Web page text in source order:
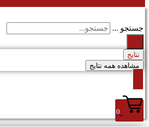
جستجو ...
نتایج
مشاهده همه نتایج
0